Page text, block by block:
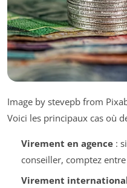
Image by stevepb from
Voici les principaux cas où
Virement en agence:
conseiller, comptez
Virement